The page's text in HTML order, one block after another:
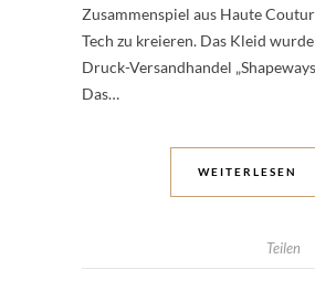
Zusammenspiel aus Haute
Tech zu kreieren. Das Kleid
Druck-Versandhandel
Das…
WEITERLESEN
Teilen